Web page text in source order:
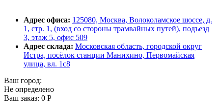
Адрес офиса: 125080, Москва, Волоколамское шоссе, д.
1, стр. 1, (вход со стороны трамвайных путей), подъезд
3, этаж 5, офис 509
Адрес склада: Московская область, городской округ
Истра, посёлок станции Манихино, Первомайская
улица, вл. 1с8
Ваш город:
Не определено
Ваш заказ: 0 Р